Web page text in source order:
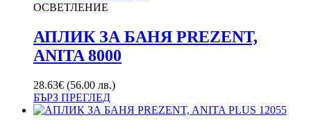
ОСВЕТЛЕНИЕ
АПЛИК ЗА БАНЯ PREZENT,
ANITA 8000
28.63€ (56.00 лв.)
БЪРЗ ПРЕГЛЕД